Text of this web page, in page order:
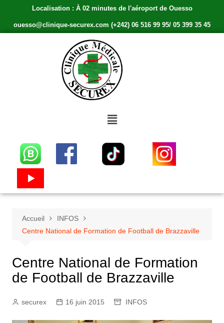
Localisation : À 02 minutes de l'aéroport de Ouesso
ouesso@clinique-securex.com (+242) 06 516 99 95/ 05 399 35 45
Accueil
INFOS
Centre National de Formation de Football de Brazzaville
Centre National de Formation
de Football de Brazzaville
securex 16 juin 2015 INFOS